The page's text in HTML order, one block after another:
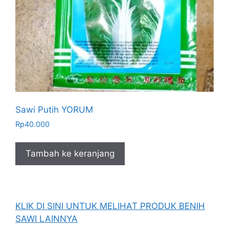
Sawi Putih YORUM
Rp40.000
Tambah ke keranjang
KLIK DI SINI UNTUK MELIHAT PRODUK BENIH
SAWI LAINNYA